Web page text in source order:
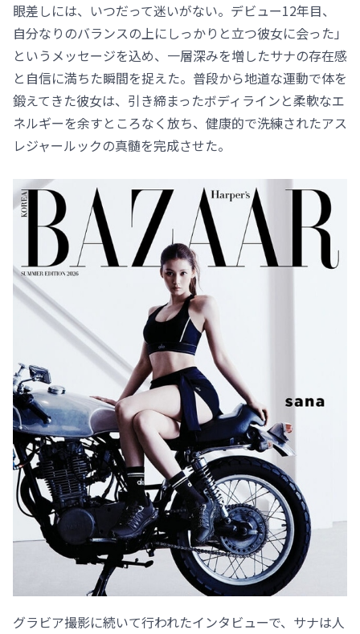
眼差しには、いつだって迷いがない。デビュー12年目、
自分なりのバランスの上にしっかりと立つ彼女に会った」
というメッセージを込め、一層深みを増したサナの存在感
と自信に満ちた瞬間を捉えた。普段から地道な運動で体を
鍛えてきた彼女は、引き締まったボディラインと柔軟なエ
ネルギーを余すところなく放ち、健康的で洗練されたアス
レジャールックの真髄を完成させた。
グラビア撮影に続いて行われたインタビューで、サナは人